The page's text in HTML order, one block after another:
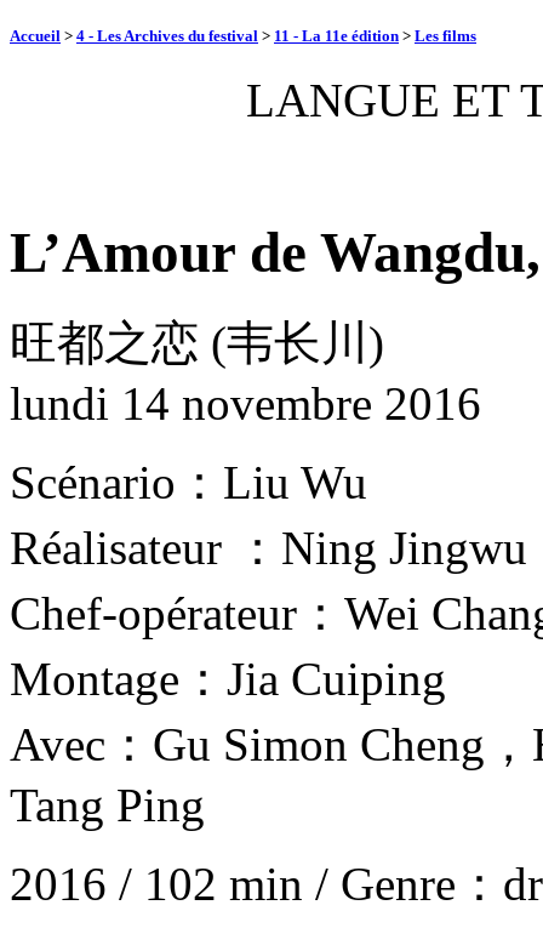
Accueil > 4 - Les Archives du festival > 11 - La 11e édition > Les films
LANGUE ET
L’Amour de
旺都之恋 (韦长川)
lundi 14 novembre 2016
Scénario：Liu Wu
Réalisateur ：Ning Jingwu
Chef-opérateur：Wei
Montage：Jia Cuiping
Avec：Gu Simon Cheng
Tang Ping
2016 / 102 min / Genre：